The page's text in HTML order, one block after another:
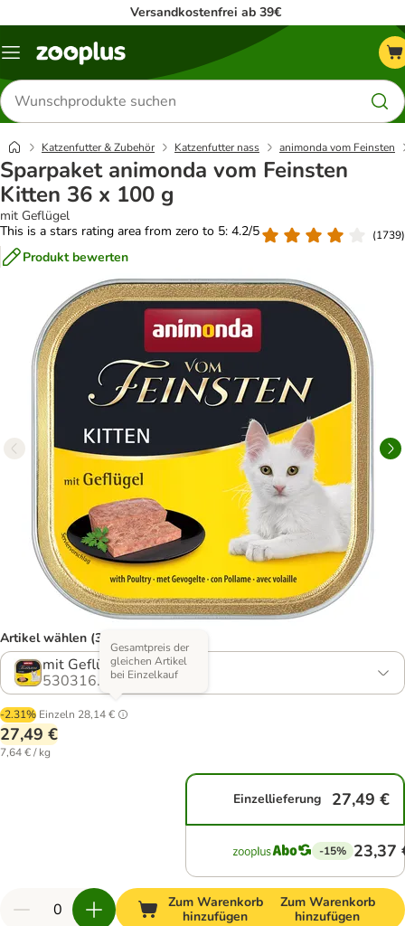
Versandkostenfrei ab 39€
Menü
Produkte
suchen
Katzenfutter & Zubehör Katzenfutter nass animonda vom Feinsten
Sparpaket animonda vom Feinsten
Kitten 36 x 100 g
mit Geflügel
This is a stars rating area from zero to 5: 4.2/5
(1739)
Produkt bewerten
Artikel wählen (3 Varianten)
mit Geflügel
530316.4
-2.31% Einzeln 28,14 €
Gesamtpreis der
gleichen Artikel
bei Einzelkauf
27,49 €
7,64 € / kg
Einzellieferung 27,49 €
-15% 23,37
Zum Warenkorb
hinzufügen
Zum Warenkorb
hinzufügen